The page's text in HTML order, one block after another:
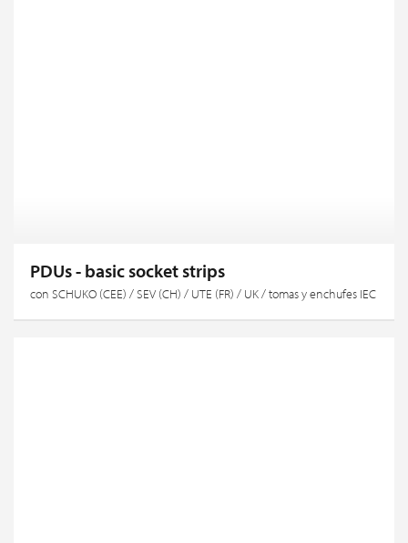
PDUs - basic socket strips
con SCHUKO (CEE) / SEV (CH) / UTE (FR) / UK / tomas y enchufes IEC